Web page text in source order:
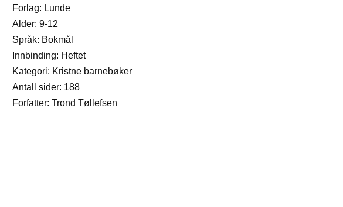
Forlag: Lunde
Alder: 9-12
Språk: Bokmål
Innbinding: Heftet
Kategori: Kristne barnebøker
Antall sider: 188
Forfatter: Trond Tøllefsen